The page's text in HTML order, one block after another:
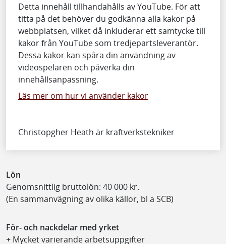
Detta innehåll tillhandahålls av YouTube. För att
titta på det behöver du godkänna alla kakor på
webbplatsen, vilket då inkluderar ett samtycke till
kakor från YouTube som tredjepartsleverantör.
Dessa kakor kan spåra din användning av
videospelaren och påverka din
innehållsanpassning.
Läs mer om hur vi använder kakor
Christopgher Heath är kraftverkstekniker
Lön
Genomsnittlig bruttolön: 40 000 kr.
(En sammanvägning av olika källor, bl a SCB)
För- och nackdelar med yrket
+ Mycket varierande arbetsuppgifter